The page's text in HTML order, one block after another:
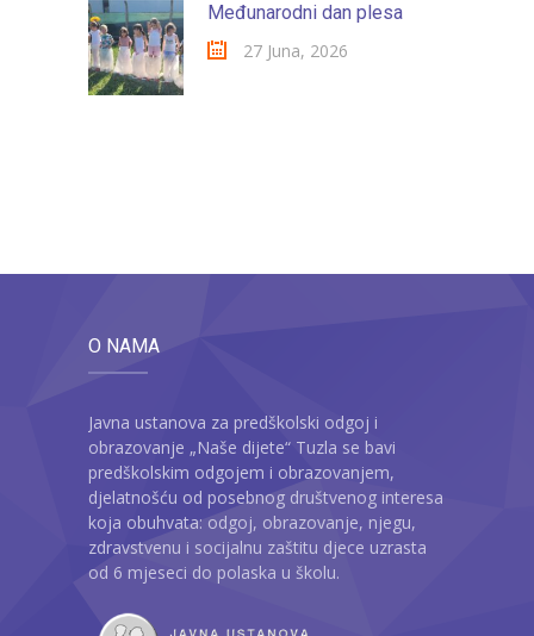
Međunarodni dan plesa
27 Juna, 2026
O NAMA
Javna ustanova za predškolski odgoj i
obrazovanje „Naše dijete“ Tuzla se bavi
predškolskim odgojem i obrazovanjem,
djelatnošću od posebnog društvenog interesa
koja obuhvata: odgoj, obrazovanje, njegu,
zdravstvenu i socijalnu zaštitu djece uzrasta
od 6 mjeseci do polaska u školu.